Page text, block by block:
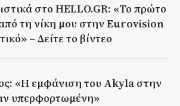
στο HELLO.GR: «Το πρώτο
τη νίκη μου στην Eurovision
– Δείτε το βίντεο
«Η εμφάνιση του Akyla στην
υπερφορτωμένη»